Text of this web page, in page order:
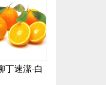
惠組) 柳丁速潔-藍